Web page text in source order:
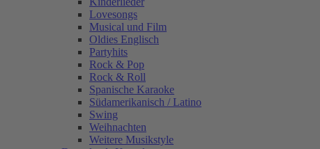
Lovesongs
Musical und Film
Oldies Englisch
Partyhits
Rock & Pop
Rock & Roll
Spanische Karaoke
Südamerikanisch / Latino
Swing
Weihnachten
Weitere Musikstyle